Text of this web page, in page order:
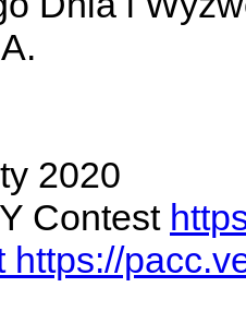
2020
Contest
https://